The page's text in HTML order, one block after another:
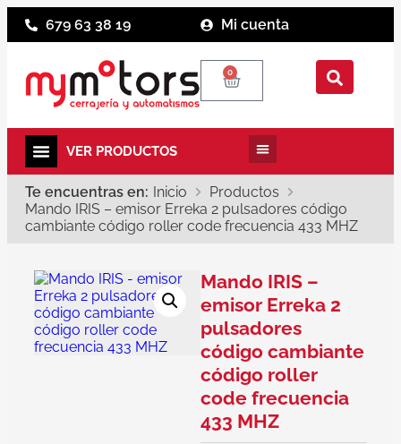
679 63 38 19 Mi cuenta
0
Te encuentras en: Inicio
Productos
Mando IRIS – emisor Erreka 2 pulsadores código
cambiante código roller code frecuencia 433 MHZ
Mando IRIS –
emisor Erreka 2
pulsadores
código cambiante
código roller
code frecuencia
433 MHZ